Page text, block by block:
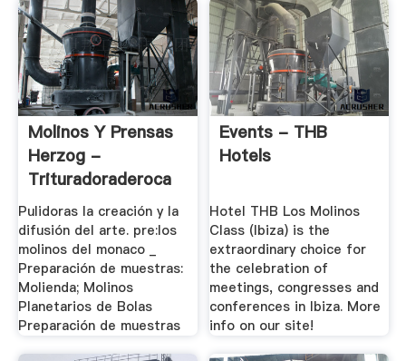
Molinos Y Prensas
Herzog -
Trituradoraderoca
Pulidoras la creación y la
difusión del arte. pre:los
molinos del monaco _
Preparación de muestras:
Molienda; Molinos
Planetarios de Bolas
Preparación de muestras
Events - THB
Hotels
Hotel THB Los Molinos
Class (Ibiza) is the
extraordinary choice for
the celebration of
meetings, congresses and
conferences in Ibiza. More
info on our site!